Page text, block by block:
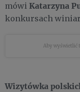
mówi Katarzyna
konkursach
Aby wyświetlić
Wizytówka